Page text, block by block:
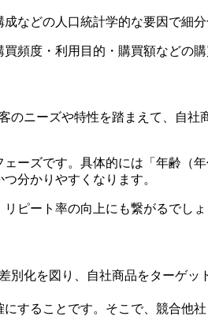
などの人口統計学的な要因で細分
頻度・利用目的・購買額などの
ニーズや特性を踏まえて、自
ーズです。具体的には「年齢（
分かりやすくなります。
ピート率の向上にも繋がるでしょ
化を図り、自社商品をターゲッ
することです。そこで、競合他